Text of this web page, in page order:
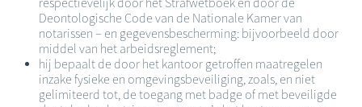
respectievelijk door het Strafwetboek en door de
Deontologische Code van de Nationale Kamer van
notarissen – en gegevensbescherming: bijvoorbeeld door
middel van het arbeidsreglement;
hij bepaalt de door het kantoor getroffen maatregelen
inzake fysieke en omgevingsbeveiliging, zoals, en niet
gelimiteerd tot, de toegang met badge of met beveiligde